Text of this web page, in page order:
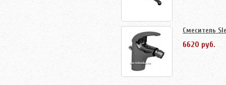
Смеситель
6620 руб.